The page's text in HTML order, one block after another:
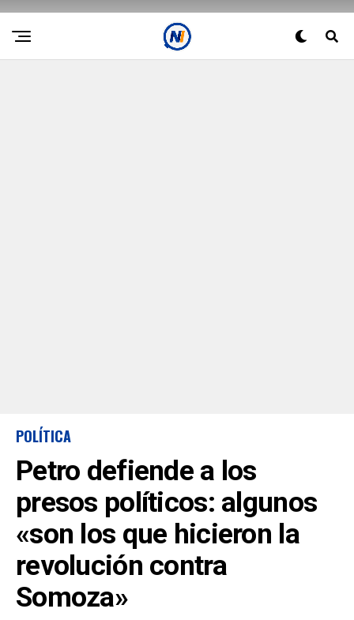
POLÍTICA
Petro defiende a los
presos políticos: algunos
«son los que hicieron la
revolución contra
Somoza»